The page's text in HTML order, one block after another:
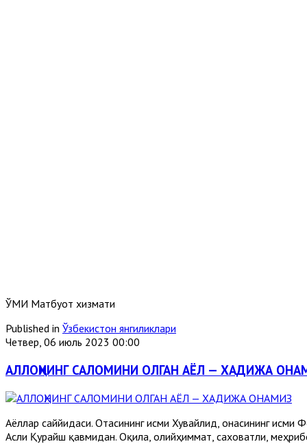
ЎМИ Матбуот хизмати
Published in Ўзбекистон янгиликлари
Четвер, 06 июль 2023 00:00
АЛЛОҲНИНГ САЛОМИНИ ОЛГАН АЁЛ — ХАДИЖА
Аёллар саййидаси. Отасининг исми Хувайлид, онасининг
Асли Қурайш қавмидан. Оқила, олийҳиммат, саховатли,